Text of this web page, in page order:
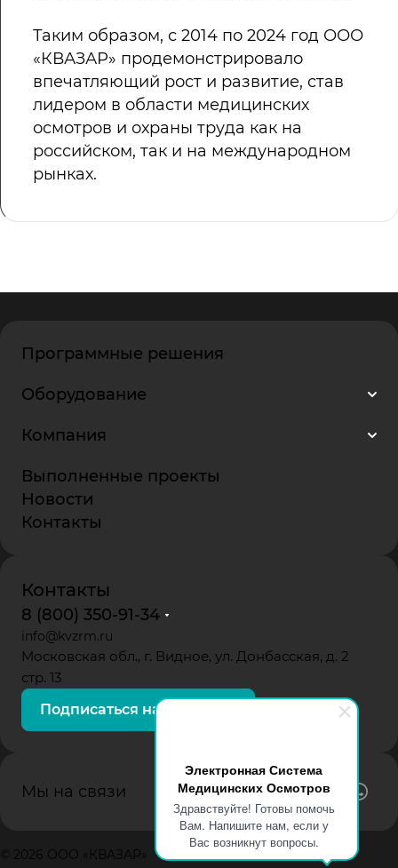
Электронная Система
Медицинских Осмотров
Здравствуйте! Готовы помочь
Вам. Напишите нам, если у
Вас возникнут вопросы.
Таким образом, с 2014 по 2024 год ООО
«КВАЗАР» продемонстрировало
впечатляющий рост и развитие, став
лидером в области медицинских
осмотров и охраны труда как на
российском, так и на международном
рынках.
Программные решения
Оборудование
Компания
Выполненные проекты
Новости
Контакты
Контакты
8 (800) 350-91-34
info@kvzrm.ru
Московская обл., г. Видное, ул. Донбасская, д. 2
стр. 13
Подписаться на рассылку
Мы на связи
© 2026 ООО «КВАЗАР»